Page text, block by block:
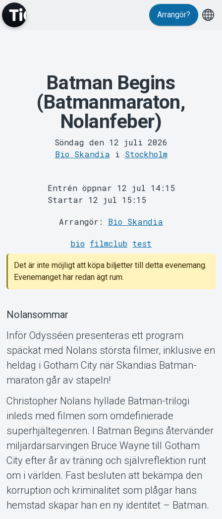
Evenemang
MyTickster
Support
Om Tickster
Arrangör?
Batman Begins
(Batmanmaraton,
Nolanfeber)
Söndag den 12 juli 2026
Bio Skandia i Stockholm
Entrén öppnar 12 jul 14:15
Startar 12 jul 15:15
Arrangör: Bio Skandia
bio filmclub test
Det är inte möjligt att köpa biljetter till detta evenemang.
Evenemanget har redan ägt rum.
Nolansommar
Inför Odysséen presenteras ett program
späckat med Nolans största filmer, inklusive en
heldag i Gotham City när Skandias Batman-
maraton går av stapeln!
Christopher Nolans hyllade Batman-trilogi
inleds med filmen som omdefinierade
superhjältegenren. I Batman Begins återvänder
miljardärsarvingen Bruce Wayne till Gotham
City efter år av träning och självreflektion runt
om i världen. Fast besluten att bekämpa den
korruption och kriminalitet som plågar hans
hemstad skapar han en ny identitet – Batman.